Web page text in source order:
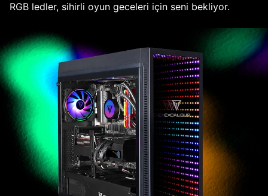
RGB ledler, sihirli oyun geceleri için seni bekliyor.